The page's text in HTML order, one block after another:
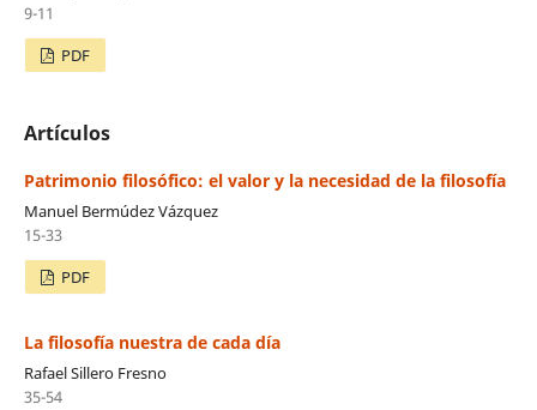
9-11
PDF
Artículos
Patrimonio filosófico: el valor y la necesidad de la filosofía
Manuel Bermúdez Vázquez
15-33
PDF
La filosofía nuestra de cada día
Rafael Sillero Fresno
35-54